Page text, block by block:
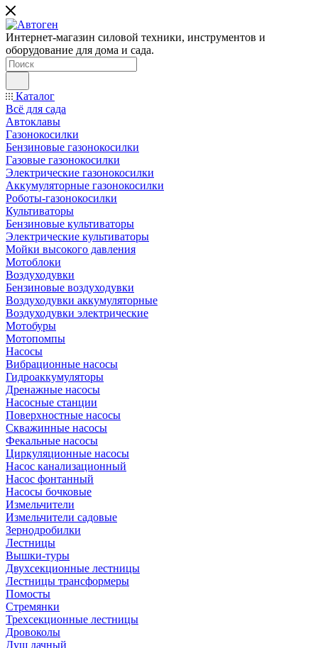
Интернет-магазин силовой техники, инструментов и
оборудование для дома и сада.
Каталог
Всё для сада
Автоклавы
Газонокосилки
Бензиновые газонокосилки
Газовые газонокосилки
Электрические газонокосилки
Аккумуляторные газонокосилки
Роботы-газонокосилки
Культиваторы
Бензиновые культиваторы
Электрические культиваторы
Мойки высокого давления
Мотоблоки
Воздуходувки
Бензиновые воздуходувки
Воздуходувки аккумуляторные
Воздуходувки электрические
Мотобуры
Мотопомпы
Насосы
Вибрационные насосы
Гидроаккумуляторы
Дренажные насосы
Насосные станции
Поверхностные насосы
Скважинные насосы
Фекальные насосы
Циркуляционные насосы
Насос канализационный
Насос фонтанный
Насосы бочковые
Измельчители
Измельчители садовые
Зернодробилки
Лестницы
Вышки-туры
Двухсекционные лестницы
Лестницы трансформеры
Помосты
Стремянки
Трехсекционные лестницы
Дровоколы
Душ дачный